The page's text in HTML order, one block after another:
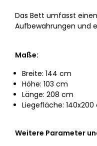
Das Bett umfasst
Aufbewahrungen und
Maße:
Breite: 144 cm
Höhe: 103 cm
Länge: 208 cm
Liegefläche: 140x200
Weitere Parameter